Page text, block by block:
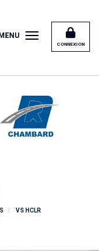
CONNEXION
MENU
VS HCLR